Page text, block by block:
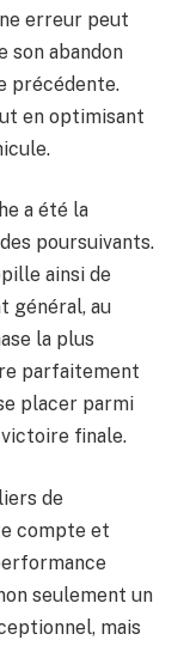
erreur peut
son abandon
précédente.
en optimisant
a été la
poursuivants.
ainsi de
général, au
la plus
parfaitement
placer parmi
finale.
de
compte et
seulement un
mais